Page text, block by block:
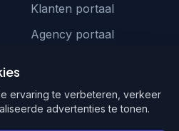
Klanten portaal
Agency portaal
hello@webnexus.nl
085 004 1875
ervaring te verbeteren, verkeer
advertenties te tonen.